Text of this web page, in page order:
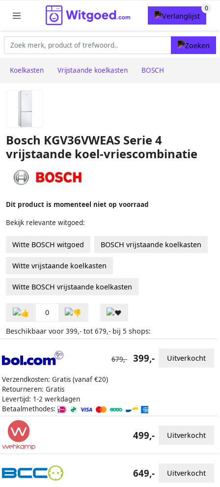
Koelkasten Vrijstaande koelkasten BOSCH
Bosch KGV36VWEAS Serie 4
vrijstaande koel-vriescombinatie
Dit product is momenteel niet op voorraad
Bekijk relevante witgoed:
Witte BOSCH witgoed BOSCH vrijstaande koelkasten
Witte vrijstaande koelkasten
Witte BOSCH vrijstaande koelkasten
0
Beschikbaar voor 399,- tot 679,- bij 5 shops:
Verzendkosten: Gratis (vanaf €20)
Retourneren: Gratis
Levertijd: 1-2 werkdagen
Betaalmethodes:
679,- 399,- Uitverkocht
499,- Uitverkocht
649,- Uitverkocht